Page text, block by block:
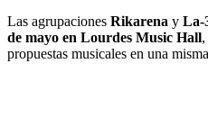
Las agrupaciones Rikarena y La-
de mayo en Lourdes Music Hall
propuestas musicales en una